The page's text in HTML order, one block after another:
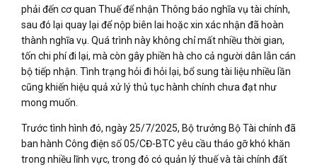
phải đến cơ quan Thuế để nhận Thông báo nghĩa vụ tài chính,
sau đó lại quay lại để nộp biên lai hoặc xin xác nhận đã hoàn
thành nghĩa vụ. Quá trình này không chỉ mất nhiều thời gian,
tốn chi phí đi lại, mà còn gây phiền hà cho cả người dân lẫn cán
bộ tiếp nhận. Tình trạng hỏi đi hỏi lại, bổ sung tài liệu nhiều lần
cũng khiến hiệu quả xử lý thủ tục hành chính chưa đạt như
mong muốn.
Trước tình hình đó, ngày 25/7/2025, Bộ trưởng Bộ Tài chính đã
ban hành Công điện số 05/CĐ-BTC yêu cầu tháo gỡ khó khăn
trong nhiều lĩnh vực, trong đó có quản lý thuế và tài chính đất